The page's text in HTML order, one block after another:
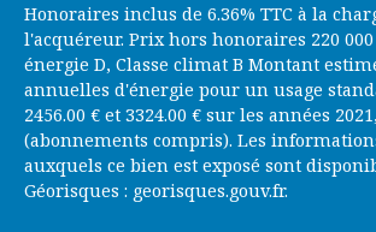
Honoraires inclus de 6.36% TTC à la
l'acquéreur. Prix hors honoraires 220 000
énergie D, Classe climat B Montant
annuelles d'énergie pour un usage
2456.00 € et 3324.00 € sur les années
(abonnements compris). Les
auxquels ce bien est exposé sont
Géorisques : georisques.gouv.fr.